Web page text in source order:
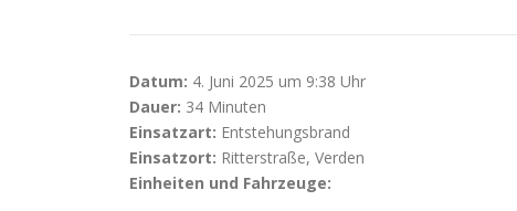
Datum: 4. Juni 2025 um 9:38 Uhr
Dauer: 34 Minuten
Einsatzart: Entstehungsbrand
Einsatzort: Ritterstraße, Verden
Einheiten und Fahrzeuge: